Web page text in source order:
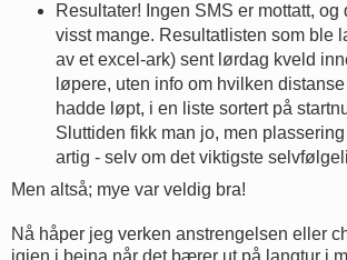
Resultater! Ingen SMS er mottatt, og
visst mange. Resultatlisten som ble
av et excel-ark) sent lørdag kveld
løpere, uten info om hvilken
hadde løpt, i en liste sortert på
Sluttiden fikk man jo, men
artig - selv om det viktigste
Men altså; mye var veldig bra!
Nå håper jeg verken anstrengelsen eller
igjen i beina når det bærer ut på langtur i